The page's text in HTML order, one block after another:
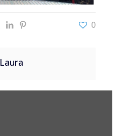
0
Laura